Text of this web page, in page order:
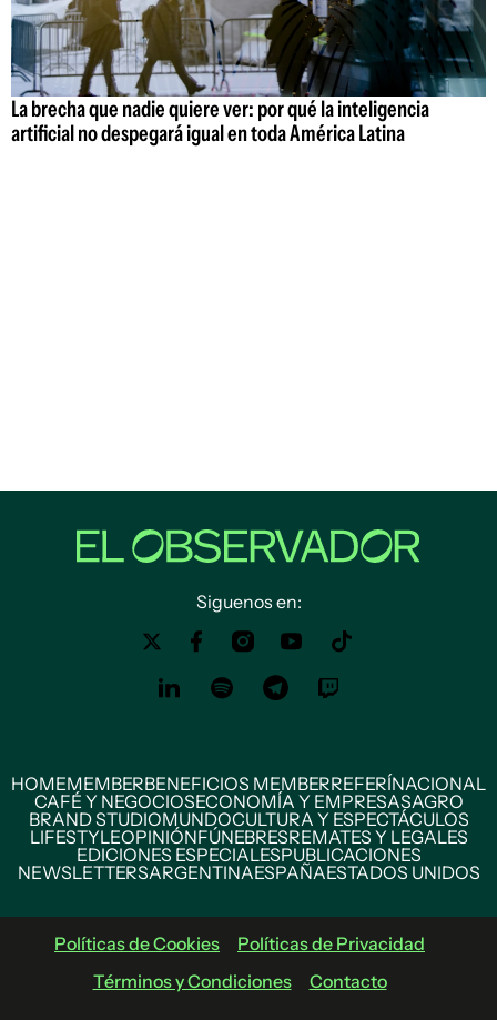
La brecha que nadie quiere ver: por qué la inteligencia
artificial no despegará igual en toda América Latina
Siguenos en:
HOMEMEMBERBENEFICIOS MEMBERREFERÍNACIONAL
CAFÉ Y NEGOCIOSECONOMÍA Y EMPRESASAGRO
BRAND STUDIOMUNDOCULTURA Y ESPECTÁCULOS
LIFESTYLEOPINIÓNFÚNEBRESREMATES Y LEGALES
EDICIONES ESPECIALESPUBLICACIONES
NEWSLETTERSARGENTINAESPAÑAESTADOS UNIDOS
Políticas de Cookies
Políticas de Privacidad
Términos y Condiciones
Contacto